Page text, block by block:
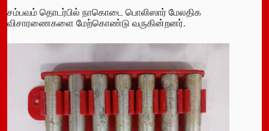
சம்பவம் தொடர்பில் நாகொடை பொலிஸார் மேலதிக
விசாரணைகளை மேற்கொண்டு வருகின்றனர்.